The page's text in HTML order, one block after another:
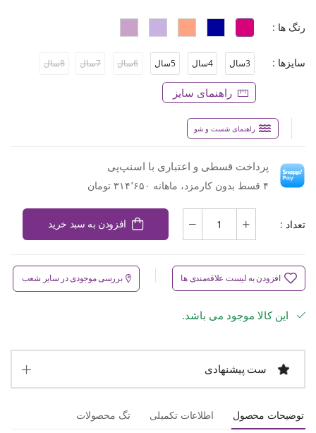
رنگ ها :
سایزها : 3سال 4سال 5سال 6سال 7سال 8سال
راهنمای سایز
راهنمای شست و شو
پرداخت قسطی و اعتباری با اسنپ‌پی
۴ قسط بدون کارمزد، ماهانه ۳۱۴٬۶۵۰ تومان
تعداد : افزودن به سبد خرید
افزودن به لیست علاقه‌مندی ها بررسی موجودی در سایر شعب
این کالا موجود می باشد.
ست پیشنهادی
توضیحات محصول اطلاعات تکمیلی تگ محصولات